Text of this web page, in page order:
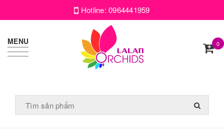
Hotline:0964441959
MENU 0